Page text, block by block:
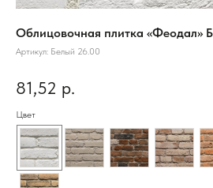
Облицовочная плитка «Феодал»
Артикул: Белый 26.00
81,52 р.
Цвет